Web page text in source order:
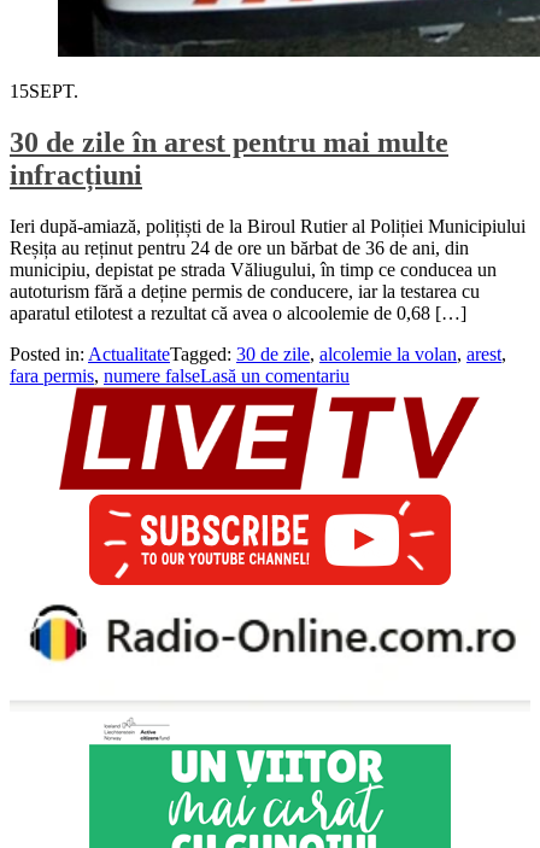
15SEPT.
30 de zile în arest pentru mai multe
infracțiuni
Ieri după-amiază, polițiști de la Biroul Rutier al Poliției Municipiului
Reșița au reținut pentru 24 de ore un bărbat de 36 de ani, din
municipiu, depistat pe strada Văliugului, în timp ce conducea un
autoturism fără a deține permis de conducere, iar la testarea cu
aparatul etilotest a rezultat că avea o alcoolemie de 0,68 […]
Posted in: ActualitateTagged: 30 de zile, alcolemie la volan, arest,
fara permis, numere falseLasă un comentariu